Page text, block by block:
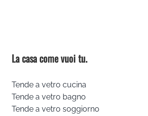
La casa come vuoi tu.
Tende a vetro cucina
Tende a vetro bagno
Tende a vetro soggiorno